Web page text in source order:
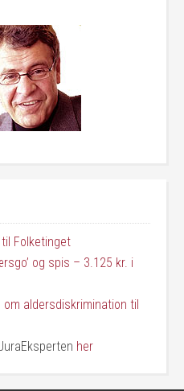
Folketinget
og spis – 3.125 kr. i
aldersdiskrimination til
her